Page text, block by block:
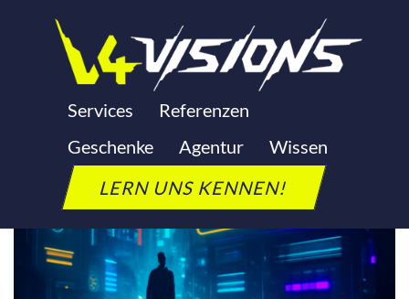
Services
Referenzen
Geschenke
Agentur
Wissen
LERN UNS KENNEN!